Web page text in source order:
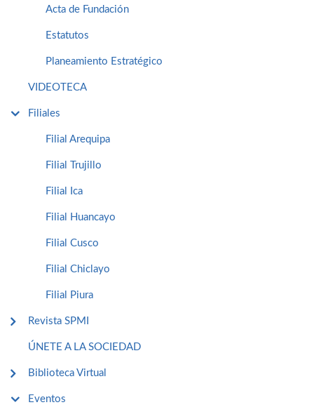
Acta de Fundación
Estatutos
Planeamiento Estratégico
VIDEOTECA
Filiales
Filial Arequipa
Filial Trujillo
Filial Ica
Filial Huancayo
Filial Cusco
Filial Chiclayo
Filial Piura
Revista SPMI
ÚNETE A LA SOCIEDAD
Biblioteca Virtual
Eventos